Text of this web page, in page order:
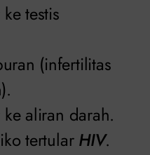
testis
(infertilitas
aliran darah.
tertular HIV.